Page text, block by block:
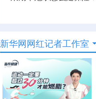
新华网网红记者工作室